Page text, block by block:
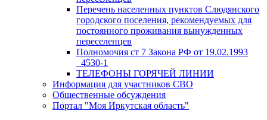
Перечень населенных пунктов Слюдянского
городского поселения, рекомендуемых для
постоянного проживания вынужденных
переселенцев
Полномочия ст 7 Закона РФ от 19.02.1993
_4530-1
ТЕЛЕФОНЫ ГОРЯЧЕЙ ЛИНИИ
Информация для участников СВО
Общественные обсуждения
Портал "Моя Иркутская область"